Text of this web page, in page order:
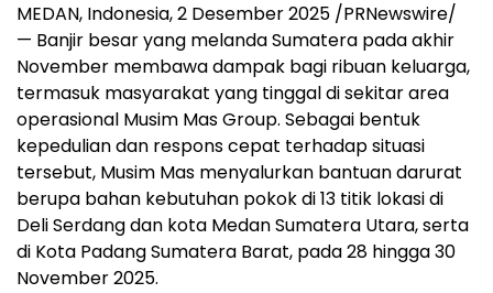
MEDAN, Indonesia, 2 Desember 2025 /PRNewswire/
— Banjir besar yang melanda Sumatera pada akhir
November membawa dampak bagi ribuan keluarga,
termasuk masyarakat yang tinggal di sekitar area
operasional Musim Mas Group. Sebagai bentuk
kepedulian dan respons cepat terhadap situasi
tersebut, Musim Mas menyalurkan bantuan darurat
berupa bahan kebutuhan pokok di 13 titik lokasi di
Deli Serdang dan kota Medan Sumatera Utara, serta
di Kota Padang Sumatera Barat, pada 28 hingga30
November 2025.